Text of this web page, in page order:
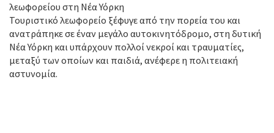
λεωφορείου στη Νέα Υόρκη
Τουριστικό λεωφορείο ξέφυγε από την πορεία του και
ανατράπηκε σε έναν μεγάλο αυτοκινητόδρομο, στη δυτική
Νέα Υόρκη και υπάρχουν πολλοί νεκροί και τραυματίες,
μεταξύ των οποίων και παιδιά, ανέφερε η πολιτειακή
αστυνομία.